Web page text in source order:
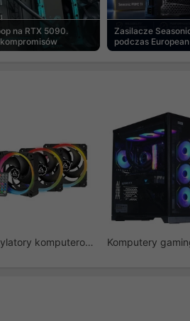
na RTX 5090.
Zasilacze
podczas
Wentylatory komputerowe Komputery